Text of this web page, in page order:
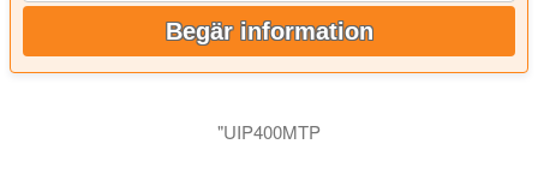
Begär information
"UIP400MTP